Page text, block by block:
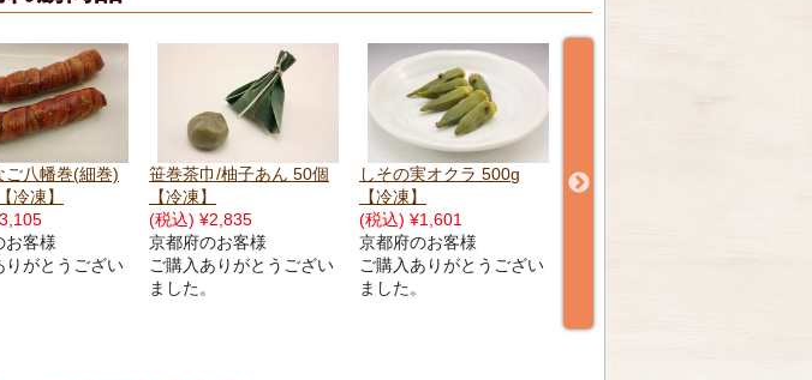
/柚子あん 50個
お客様
りがとうござい
しその実オクラ 500g
【冷凍】
(税込) ¥1,601
京都府のお客様
ご購入ありがとうござい
ました。
若鶏の青朴葉焼 6個 【冷
凍】
(税込) ¥797
長野県のお客様
ご購入ありがとうござい
ました。
新カニ味団子 50個 【冷
凍】